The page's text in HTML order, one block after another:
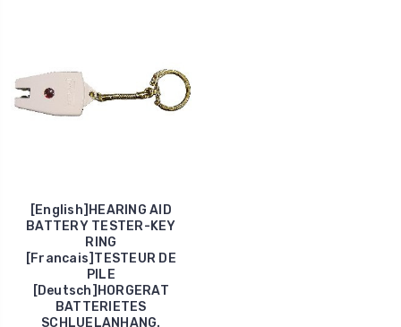
[English]HEARING AID
BATTERY TESTER-KEY
RING
[Francais]TESTEUR DE
PILE
[Deutsch]HORGERAT
BATTERIETES
SCHLUELANHANG.